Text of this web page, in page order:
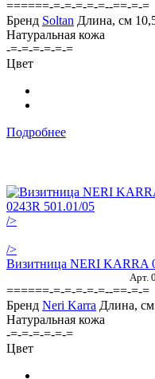
======-=-=-=-=-=--==-=-=
Бренд Soltan Длина, см
Натуральная кожа
-=-=-=-=-=-=
Цвет
Подробнее
/>
/>
Визитница NERI KARRA
Арт.
======-=-=-=-=-=--==-=-=
Бренд Neri Karra Длина, см
Натуральная кожа
-=-=-=-=-=-=
Цвет